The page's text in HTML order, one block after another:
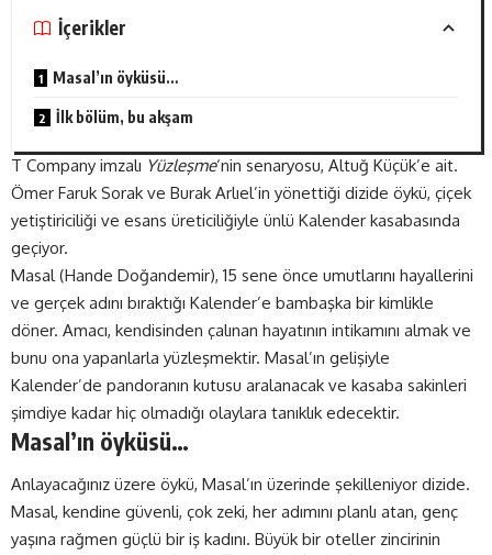
İçerikler
Masal’ın öyküsü…
İlk bölüm, bu akşam
T Company imzalı Yüzleşme‘nin senaryosu, Altuğ Küçük’e ait.
Ömer Faruk Sorak ve Burak Arlıel’in yönettiği dizide öykü, çiçek
yetiştiriciliği ve esans üreticiliğiyle ünlü Kalender kasabasında
geçiyor.
Masal (Hande Doğandemir), 15 sene önce umutlarını hayallerini
ve gerçek adını bıraktığı Kalender’e bambaşka bir kimlikle
döner. Amacı, kendisinden çalınan hayatının intikamını almak ve
bunu ona yapanlarla yüzleşmektir. Masal’ın gelişiyle
Kalender’de pandoranın kutusu aralanacak ve kasaba sakinleri
şimdiye kadar hiç olmadığı olaylara tanıklık edecektir.
Masal’ın öyküsü…
Anlayacağınız üzere öykü, Masal’ın üzerinde şekilleniyor dizide.
Masal, kendine güvenli, çok zeki, her adımını planlı atan, genç
yaşına rağmen güçlü bir iş kadını. Büyük bir oteller zincirinin